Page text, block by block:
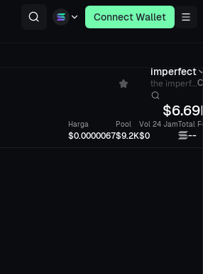
Connect Wallet
imperfect
the imperf...
$
Harga
$0.0000067
Pool
$9.2K
Vol 24 Jam
$0
Total
--